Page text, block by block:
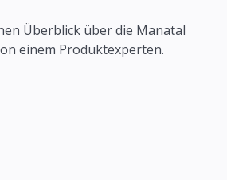
Überblick über die Manatal
einem Produktexperten.